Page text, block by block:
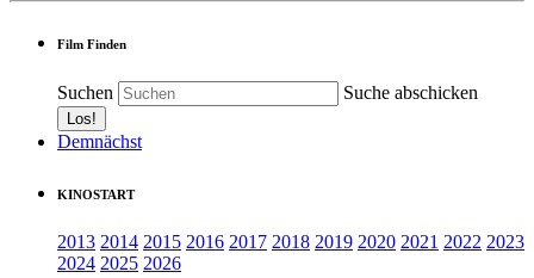
Film Finden
Suchen Suche abschicken
Demnächst
KINOSTART
2013 2014 2015 2016 2017 2018 2019 2020 2021 2022 2023
2024 2025 2026